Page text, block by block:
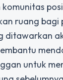
komunitas
ruang
ditawarkan
untuk